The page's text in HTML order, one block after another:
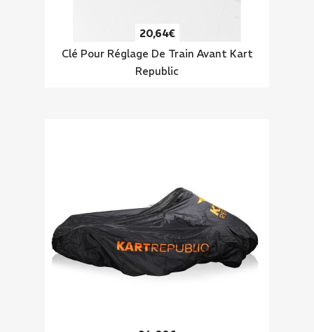
20,64€
Clé Pour Réglage De Train Avant Kart
Republic